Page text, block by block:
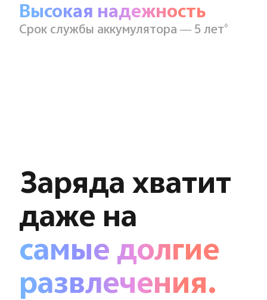
Высокая надежность
Срок службы аккумулятора — 5 лет6
Заряда хватит
даже на
самые долгие
развлечения.